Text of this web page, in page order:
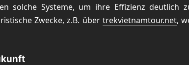
solche Systeme, um ihre Effizienz deutlich
Zwecke, z.B. über trekvietnamtour.net,